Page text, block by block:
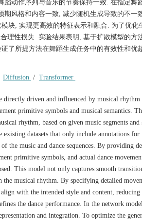
动作序列与音乐的节奏保持一致. 在指定舞
风格和内容一致, 减少随机生成导致的不一
块, 实现更高效的特征表示和融合. 为了优
理性损失. 实验结果表明, 基于扩散模型的方
了所提方法在舞蹈生成任务中的有效性和优
Diffusion / Transformer
directly driven and influenced by musical
primitive symbols and musical semantics.
rhythm, based on given music segments and
datasets that only include annotations for
the music and dance sequences. By providing
primitive symbols, and actual dance
This model not only captures smooth
the musical rhythm. By specifying detailed
with the intended style and content,
the dance performance. In the network
and integration. To optimize the